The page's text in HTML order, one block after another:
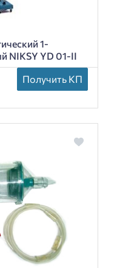
1-
NIKSY YD 01-II
Получить КП